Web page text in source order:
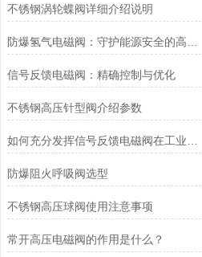
不锈钢涡轮蝶阀详细介绍说明
信号反馈电磁阀：精确控制与优化
不锈钢高压针型阀介绍参数
防爆阻火呼吸阀选型
不锈钢高压球阀使用注意事项
常开高压电磁阀的作用是什么？